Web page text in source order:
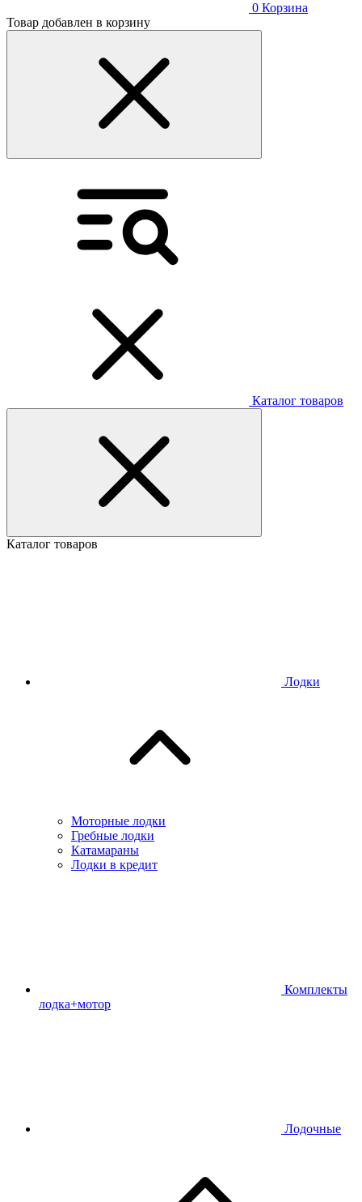
0 Корзина
Товар добавлен в корзину
Каталог товаров
Каталог товаров
Лодки
Моторные лодки
Гребные лодки
Катамараны
Лодки в кредит
Комплекты
лодка+мотор
Лодочные